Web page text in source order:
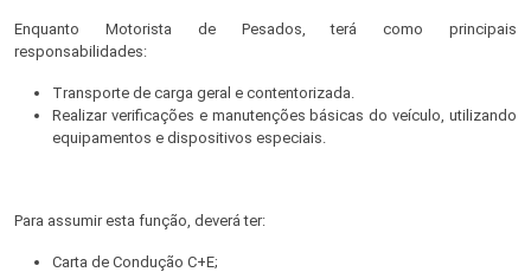
Enquanto Motorista de Pesados, terá como principais
responsabilidades:
Transporte de carga geral e contentorizada.
Realizar verificações e manutenções básicas do veículo, utilizando
equipamentos e dispositivos especiais.
Para assumir esta função, deverá ter:
Carta de Condução C+E;